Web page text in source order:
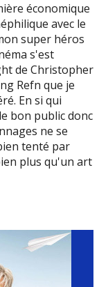
économique
avec le
super héros
s'est
de Christopher
Refn que je
En si qui
bon public donc
ne se
tenté par
plus qu'un art